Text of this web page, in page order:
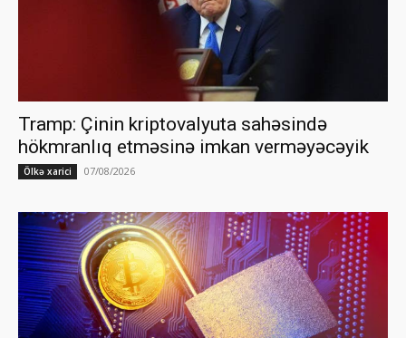
Tramp: Çinin kriptovalyuta sahəsində
hökmranlıq etməsinə imkan verməyəcəyik
Ölkə xarici 07/08/2026